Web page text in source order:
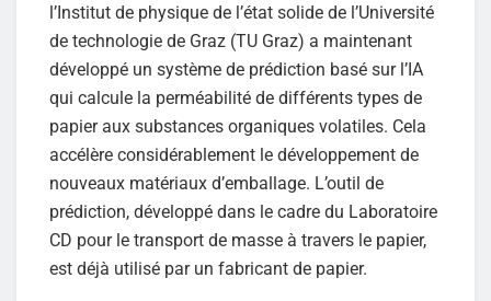
l’Institut de physique de l’état solide de l’Université
de technologie de Graz (TU Graz) a maintenant
développé un système de prédiction basé sur l’IA
qui calcule la perméabilité de différents types de
papier aux substances organiques volatiles. Cela
accélère considérablement le développement de
nouveaux matériaux d’emballage. L’outil de
prédiction, développé dans le cadre du Laboratoire
CD pour le transport de masse à travers le papier,
est déjà utilisé par un fabricant de papier.